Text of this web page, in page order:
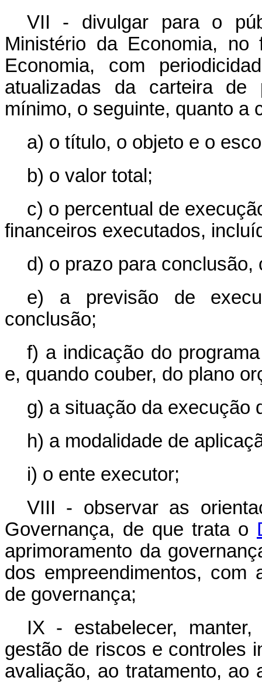
VII - divulgar para o
Ministério da Economia, no
Economia, com
atualizadas da carteira de
mínimo, o seguinte, quanto a
a) o título, o objeto e o
b) o valor total;
c) o percentual de
financeiros executados,
d) o prazo para
e) a previsão de
conclusão;
f) a indicação do
e, quando couber, do plano
g) a situação da execução
h) a modalidade de
i) o ente executor;
VIII - observar as
Governança, de que trata o
aprimoramento da
dos empreendimentos, com
de governança;
IX - estabelecer,
gestão de riscos e controles
avaliação, ao tratamento, ao